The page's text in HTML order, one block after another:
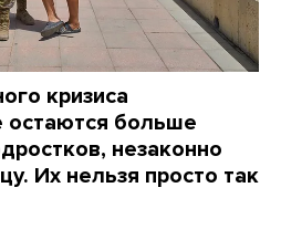
кризиса
остаются больше
незаконно
Их нельзя просто так